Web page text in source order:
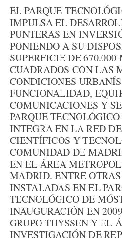
EL PARQUE
IMPULSA EL
PUNTERAS EN
PONIENDO A SU
SUPERFICIE DE 670.000
CUADRADOS CON LAS
CONDICIONES
FUNCIONALIDAD,
COMUNICACIONES Y
PARQUE
INTEGRA EN LA RED
CIENTÍFICOS Y
COMUNIDAD DE
EN EL ÁREA
MADRID. ENTRE
INSTALADAS EN EL
TECNOLÓGICO DE
INAUGURACIÓN EN
GRUPO THYSSEN Y EL
INVESTIGACIÓN DE